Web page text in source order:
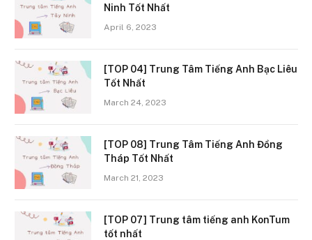
Ninh Tốt Nhất
April 6, 2023
[TOP 04] Trung Tâm Tiếng Anh Bạc Liêu
Tốt Nhất
March 24, 2023
[TOP 08] Trung Tâm Tiếng Anh Đồng
Tháp Tốt Nhất
March 21, 2023
[TOP 07] Trung tâm tiếng anh KonTum
tốt nhất